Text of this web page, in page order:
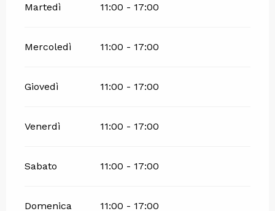
Martedì 11:00 - 17:00
Mercoledì 11:00 - 17:00
Giovedì 11:00 - 17:00
Venerdì 11:00 - 17:00
Sabato 11:00 - 17:00
Domenica 11:00 - 17:00